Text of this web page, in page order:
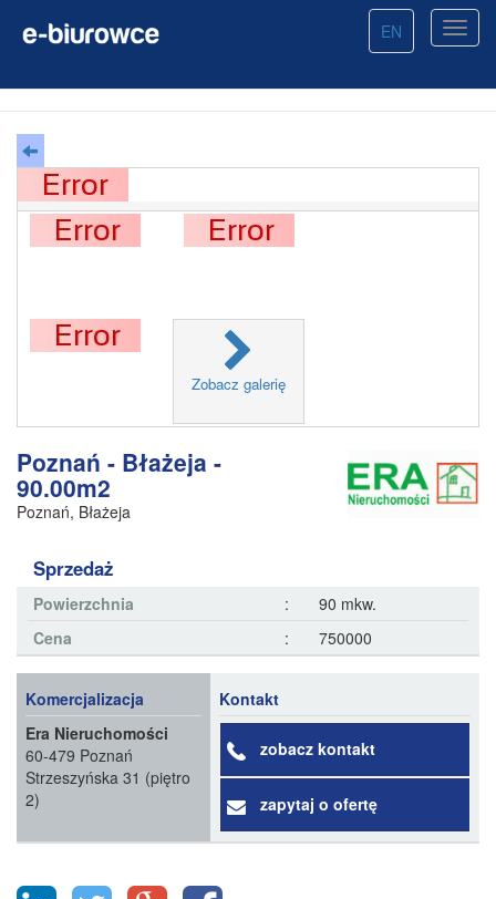
EN
Zobacz galerię
Poznań - Błażeja -
90.00m2
Poznań, Błażeja
Sprzedaż
Powierzchnia :
90 mkw.
Cena
: 750000
Komercjalizacja
Era Nieruchomości
60-479 Poznań
Strzeszyńska 31 (piętro
2)
Kontakt
zobacz kontakt
zapytaj o ofertę